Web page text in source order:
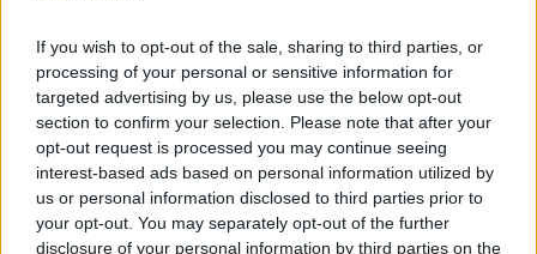
If you wish to opt-out of the sale, sharing to third parties, or
processing of your personal or sensitive information for
targeted advertising by us, please use the below opt-out
section to confirm your selection. Please note that after your
opt-out request is processed you may continue seeing
interest-based ads based on personal information utilized by
us or personal information disclosed to third parties prior to
your opt-out. You may separately opt-out of the further
disclosure of your personal information by third parties on the